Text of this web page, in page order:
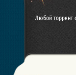
Любой торрент